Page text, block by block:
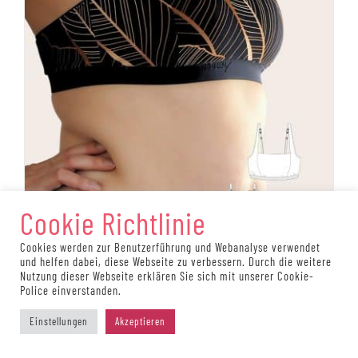
werden
#SimplyBelle, Bustier Schnittmuster (digital), 65-115
AA-E/F/G
Cookie Richtlinie
Cookies werden zur Benutzerführung und Webanalyse verwendet
und helfen dabei, diese Webseite zu verbessern. Durch die weitere
Nutzung dieser Webseite erklären Sie sich mit unserer Cookie-
Police einverstanden.
Einstellungen Akzeptieren